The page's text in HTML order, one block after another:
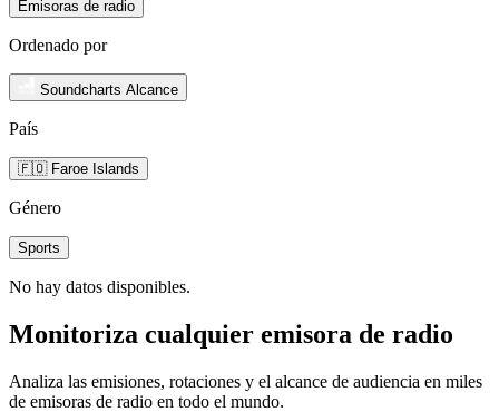
Emisoras de radio
Ordenado por
Soundcharts Alcance
País
🇫🇴 Faroe Islands
Género
Sports
No hay datos disponibles.
Monitoriza cualquier emisora de radio
Analiza las emisiones, rotaciones y el alcance de audiencia en miles
de emisoras de radio en todo el mundo.